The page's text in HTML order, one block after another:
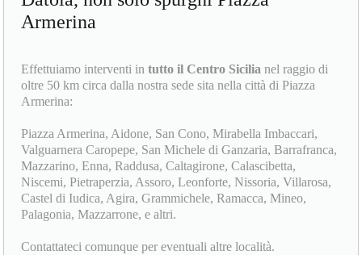
Armerina
Effettuiamo interventi intutto il Centro Sicilia nel raggio di
oltre 50 km circa dalla nostra sede sita nella città di Piazza
Armerina:
Piazza Armerina, Aidone, San Cono, Mirabella Imbaccari,
Valguarnera Caropepe, San Michele di Ganzaria, Barrafranca,
Mazzarino, Enna, Raddusa, Caltagirone, Calascibetta,
Niscemi, Pietraperzia, Assoro, Leonforte, Nissoria, Villarosa,
Castel di Iudica, Agira, Grammichele, Ramacca, Mineo,
Palagonia, Mazzarrone, e altri.
Contattateci comunque per eventuali altre località.